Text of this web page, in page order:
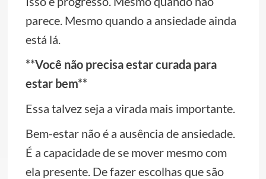
parece. Mesmo quando a ansiedade ainda
está lá.
**Você não precisa estar curada para
estar bem**
Essa talvez seja a virada mais importante.
Bem-estar não é a ausência de ansiedade.
É a capacidade de se mover mesmo com
ela presente. De fazer escolhas que são